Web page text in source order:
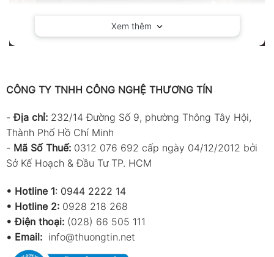
Giới thiệu chung về máy thổi nhiệt
Xem thêm
CÔNG TY TNHH CÔNG NGHỆ THƯƠNG TÍN
-Địa chỉ: 232/14 Đường Số 9, phường Thông Tây Hội,
Thành Phố Hồ Chí Minh
- Mã Số Thuế: 0312 076 692 cấp ngày 04/12/2012 bởi
Sở Kế Hoạch & Đầu Tư TP. HCM
• Hotline 1: 0944 2222 14
• Hotline 2: 0928 218 268
• Điện thoại: (028) 66 505 111
• Email: info@thuongtin.net